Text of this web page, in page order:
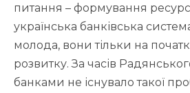
питання – формування
українська банківська
молода, вони тільки на
розвитку. За часів
банками не існувало такої